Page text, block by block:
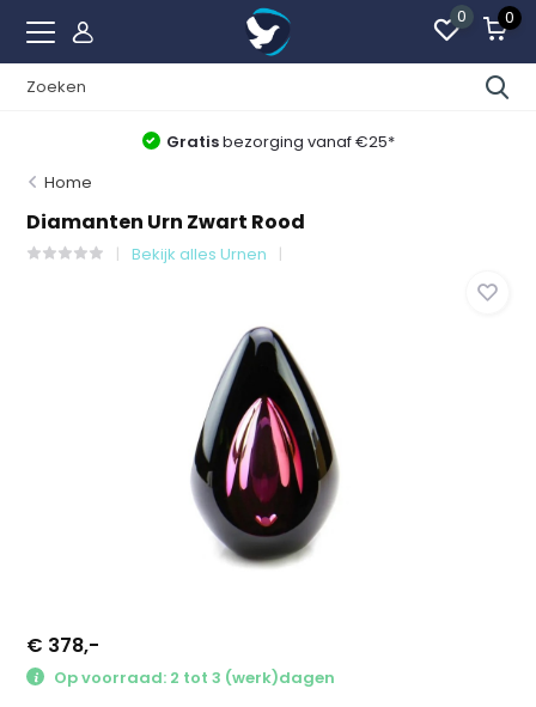
0 0
Gratisbezorging vanaf €25*
Home
Diamanten Urn Zwart Rood
Bekijk alles Urnen
€ 378,-
Op voorraad: 2 tot 3 (werk)dagen